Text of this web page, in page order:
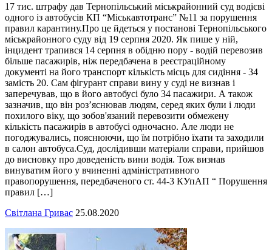
17 тис. штрафу дав Тернопільський міськрайонний суд водієві
одного із автобусів КП “Міськавтотранс” №11 за порушення
правил карантину.Про це йдеться у постанові Тернопільського
міськрайонного суду від 19 серпня 2020. Як пише у ній,
інцидент трапився 14 серпня в обідню пору - водій перевозив
більше пасажирів, ніж передбачена в реєстраційному
документі на його транспорт кількість місць для сидіння - 34
замість 20. Сам фігурант справи вину у суді не визнав і
заперечував, що в його автобусі було 34 пасажири. А також
зазначив, що він роз’яснював людям, серед яких були і люди
похилого віку, що зобов'язаний перевозити обмежену
кількість пасажирів в автобусі одночасно. Але люди не
погоджувались, пояснюючи, що їм потрібно їхати та заходили
в салон автобуса.Суд, дослідивши матеріали справи, прийшов
до висновку про доведеність вини водія. Тож визнав
винуватим його у вчиненні адміністративного
правопорушення, передбаченого ст. 44-3 КУпАП “ Порушення
правил […]
Світлана Гривас 25.08.2020